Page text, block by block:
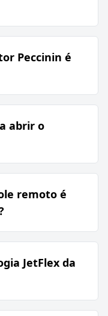
Peccinin é
abrir o
remoto é
JetFlex da